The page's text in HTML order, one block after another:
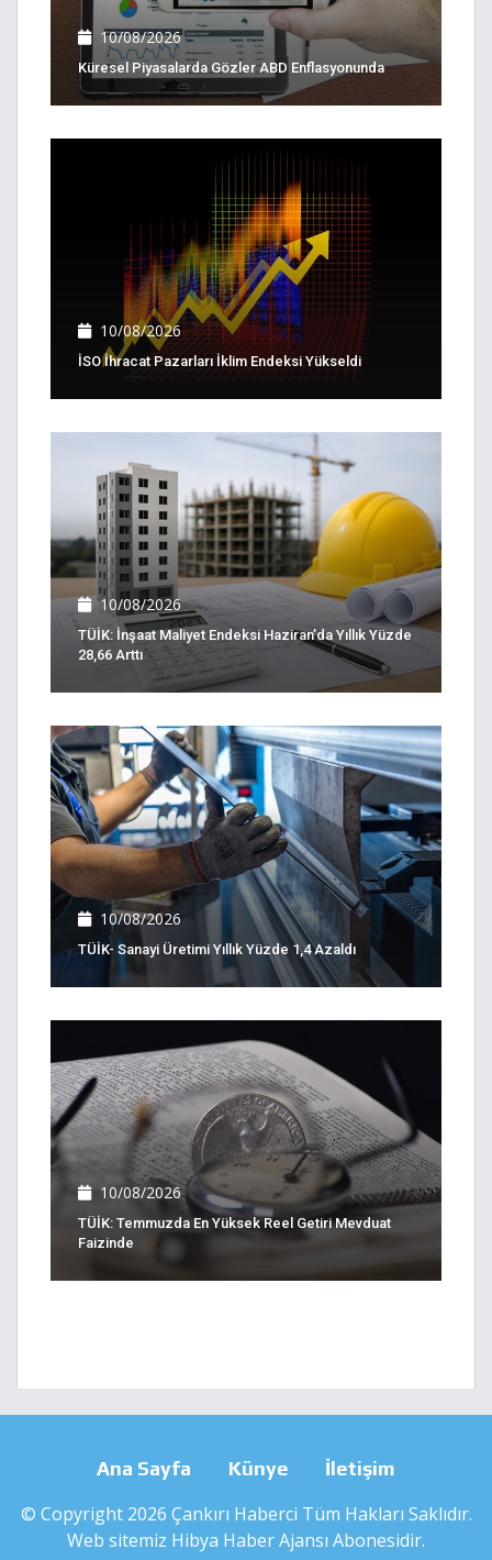
10/08/2026
Küresel Piyasalarda Gözler ABD Enflasyonunda
10/08/2026
İSO İhracat Pazarları İklim Endeksi Yükseldi
10/08/2026
TÜİK: İnşaat Maliyet Endeksi Haziran’da Yıllık Yüzde
28,66 Arttı
10/08/2026
TÜİK- Sanayi Üretimi Yıllık Yüzde 1,4 Azaldı
10/08/2026
TÜİK: Temmuzda En Yüksek Reel Getiri Mevduat
Faizinde
Ana Sayfa Künye İletişim
© Copyright 2026 Çankırı Haberci Tüm Hakları Saklıdır.
Web sitemiz Hibya Haber Ajansı Abonesidir.